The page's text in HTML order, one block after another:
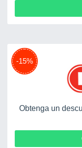
-15%
Obtenga un